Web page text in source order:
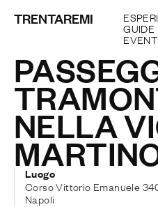
TRENTAREMI
GUIDE
EVENTI
NELLA
Luogo
Corso Vittorio Emanuele
Napoli